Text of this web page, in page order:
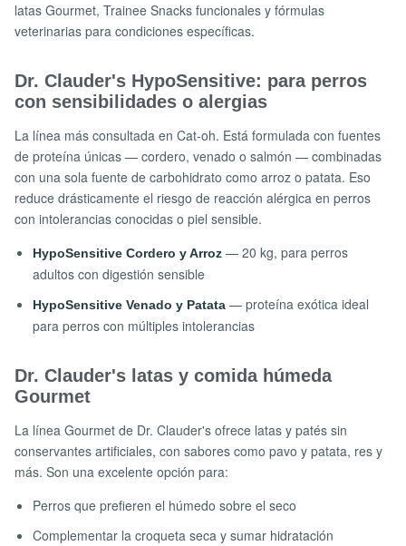
latas Gourmet, Trainee Snacks funcionales y fórmulas
veterinarias para condiciones específicas.
Dr. Clauder's HypoSensitive: para perros
con sensibilidades o alergias
La línea más consultada en Cat-oh. Está formulada con fuentes
de proteína únicas — cordero, venado o salmón — combinadas
con una sola fuente de carbohidrato como arroz o patata. Eso
reduce drásticamente el riesgo de reacción alérgica en perros
con intolerancias conocidas o piel sensible.
HypoSensitive Cordero y Arroz — 20 kg, para perros
adultos con digestión sensible
HypoSensitive Venado y Patata — proteína exótica ideal
para perros con múltiples intolerancias
Dr. Clauder's latas y comida húmeda
Gourmet
La línea Gourmet de Dr. Clauder's ofrece latas y patés sin
conservantes artificiales, con sabores como pavo y patata, res y
más. Son una excelente opción para:
Perros que prefieren el húmedo sobre el seco
Complementar la croqueta seca y sumar hidratación